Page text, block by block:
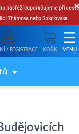
×
nábřeží doporučujeme při cestě
Thámova nebo Sokolovská.
/ REGISTRACE KOŠÍK MENU